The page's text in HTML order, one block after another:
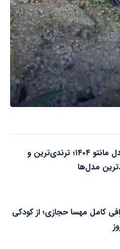
۱۵ مدل مانتو ۱۴۰۴؛ ترندی‌ترین و
مدل‌ها
کامل مهسا حجازی؛ از کودکی